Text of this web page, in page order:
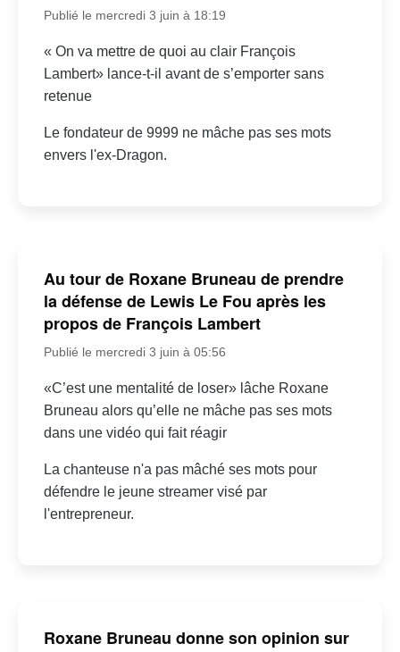
Publié le mercredi 3 juin à 18:19
« On va mettre de quoi au clair François
Lambert» lance-t-il avant de s’emporter sans
retenue
Le fondateur de 9999 ne mâche pas ses mots
envers l'ex-Dragon.
Au tour de Roxane Bruneau de prendre
la défense de Lewis Le Fou après les
propos de François Lambert
Publié le mercredi 3 juin à 05:56
«C’est une mentalité de loser» lâche Roxane
Bruneau alors qu’elle ne mâche pas ses mots
dans une vidéo qui fait réagir
La chanteuse n'a pas mâché ses mots pour
défendre le jeune streamer visé par
l'entrepreneur.
Roxane Bruneau donne son opinion sur